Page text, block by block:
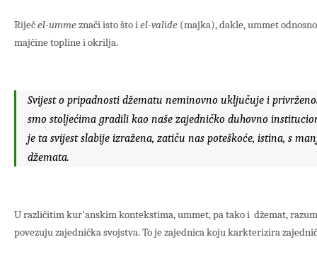
Riječel-ummeznači isto što iel-valide (majka), dakle, ummet
majčine topline i okrilja.
Svijest o pripadnosti džematu neminovno uključuje i
smo stoljećima gradili kao naše zajedničko duhovno
je ta svijest slabije izražena, zatiču nas poteškoće, istina, s
džemata.
U različitim kur'anskim kontekstima, ummet, pa tako i džemat,
povezuju zajednička svojstva. To je zajednica koju karkterizira